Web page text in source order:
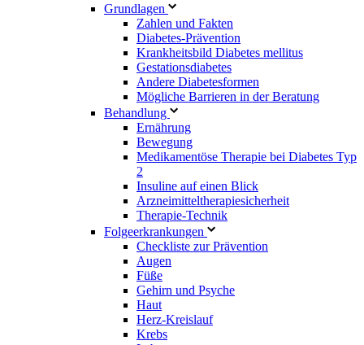
Grundlagen
Zahlen und Fakten
Diabetes-Prävention
Krankheitsbild Diabetes mellitus
Gestationsdiabetes
Andere Diabetesformen
Mögliche Barrieren in der Beratung
Behandlung
Ernährung
Bewegung
Medikamentöse Therapie bei Diabetes Typ
2
Insuline auf einen Blick
Arzneimitteltherapie­sicherheit
Therapie-Technik
Fol­ge­er­kran­kun­gen
Checkliste zur Prävention
Augen
Füße
Gehirn und Psyche
Haut
Herz-Kreislauf
Krebs